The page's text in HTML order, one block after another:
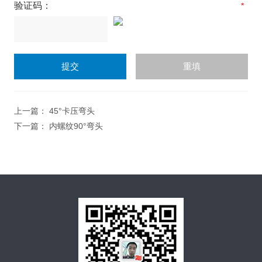
验证码：
上一篇： 45°卡压弯头
下一篇： 内螺纹90°弯头